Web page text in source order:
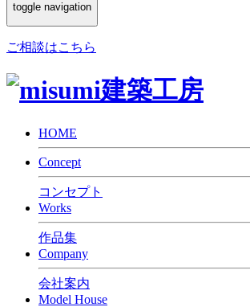
toggle navigation
ご相談はこちら
HOME
Concept
コンセプト
Works
作品集
Company
会社案内
Model House